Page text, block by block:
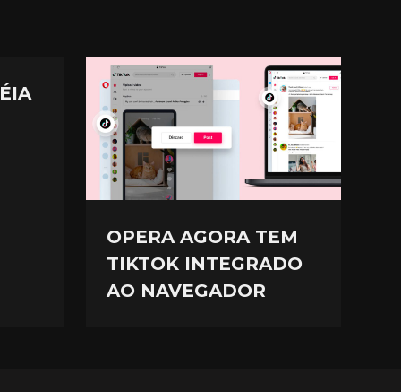
OPERA AGORA TEM
TIKTOK INTEGRADO
AO NAVEGADOR